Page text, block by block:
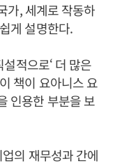
가, 세계로 작동하
게 설명한다.
적으로‘ 더 많은
책이 요아니스 요
인용한 부분을 보
의 재무성과 간에